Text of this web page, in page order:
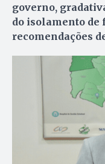
governo,
do isolamento de
recomendações